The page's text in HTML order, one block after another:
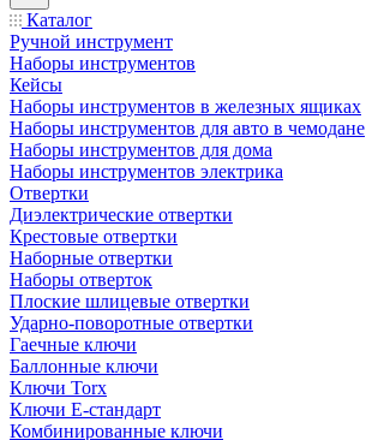
Каталог
Ручной инструмент
Наборы инструментов
Кейсы
Наборы инструментов в железных ящиках
Наборы инструментов для авто в чемодане
Наборы инструментов для дома
Наборы инструментов электрика
Отвертки
Диэлектрические отвертки
Крестовые отвертки
Наборные отвертки
Наборы отверток
Плоские шлицевые отвертки
Ударно-поворотные отвертки
Гаечные ключи
Баллонные ключи
Ключи Torx
Ключи Е-стандарт
Комбинированные ключи